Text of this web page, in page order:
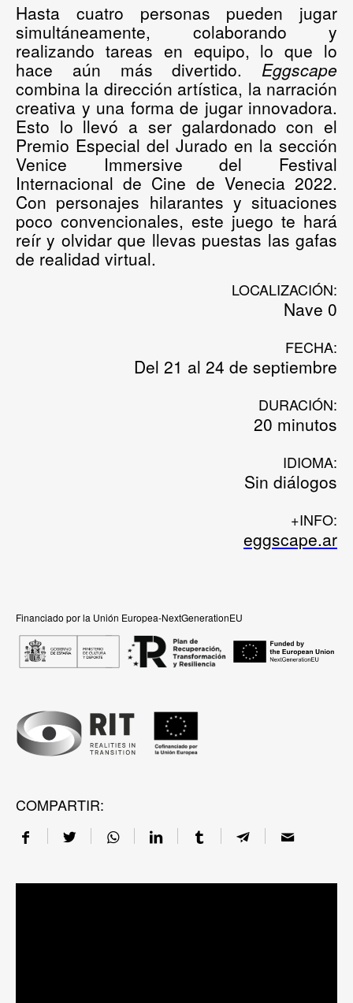
Hasta cuatro personas pueden jugar
simultáneamente, colaborando y
realizando tareas en equipo, lo que lo
hace aún más divertido. Eggscape
combina la dirección artística, la narración
creativa y una forma de jugar innovadora.
Esto lo llevó a ser galardonado con el
Premio Especial del Jurado en la sección
Venice Immersive del Festival
Internacional de Cine de Venecia 2022.
Con personajes hilarantes y situaciones
poco convencionales, este juego te hará
reír y olvidar que llevas puestas las gafas
de realidad virtual.
LOCALIZACIÓN:
Nave 0
FECHA:
Del 21 al 24 de septiembre
DURACIÓN:
20 minutos
IDIOMA:
Sin diálogos
+INFO:
eggscape.ar
Financiado por la Unión Europea-NextGenerationEU
COMPARTIR: